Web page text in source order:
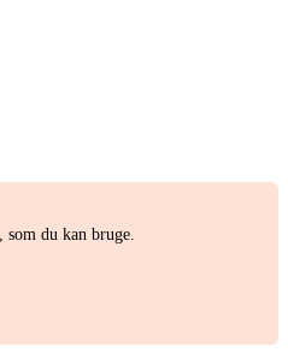
du kan bruge.